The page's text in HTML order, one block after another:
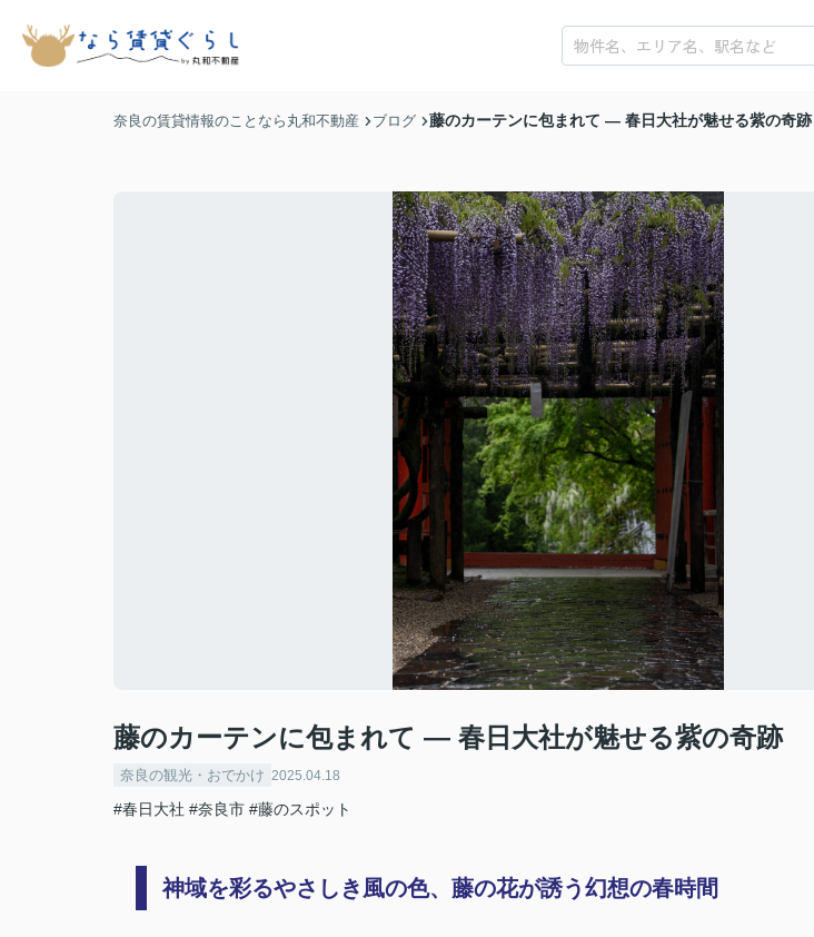
奈良の賃貸情報のことなら丸和不動産 ブログ 藤のカーテンに包まれて ― 春日大社が魅せる紫の奇跡
藤のカーテンに包まれて ― 春日大社が魅せる紫の奇跡
奈良の観光・おでかけ 2025.04.18
#春日大社 #奈良市 #藤のスポット
神域を彩るやさしき風の色、藤の花が誘う幻想の春時間